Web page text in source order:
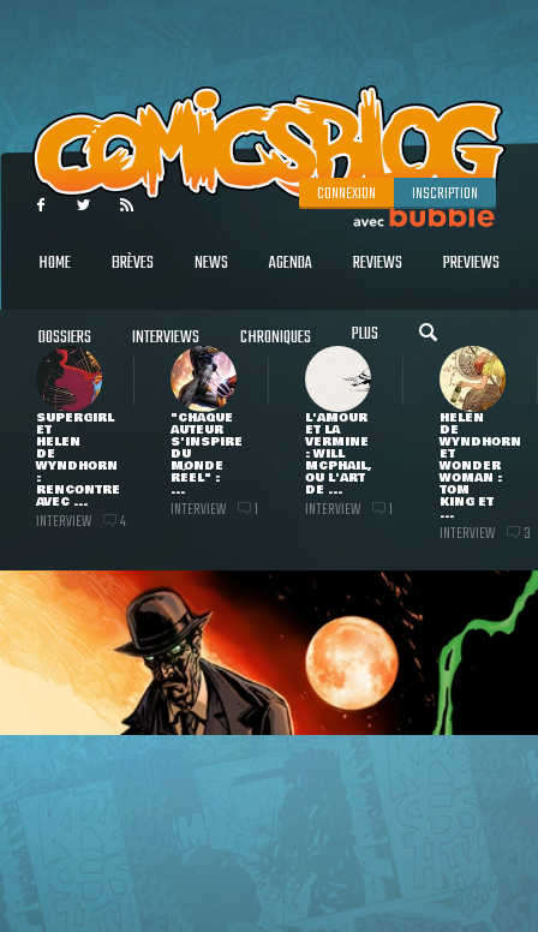
CONNEXION INSCRIPTION
HOME BRÈVES NEWS AGENDA REVIEWS PREVIEWS
DOSSIERS INTERVIEWS CHRONIQUES PLUS
SUPERGIRL
ET
HELEN
DE
WYNDHORN
:
RENCONTRE
AVEC ...
INTERVIEW 4
"CHAQUE
AUTEUR
S'INSPIRE
DU
MONDE
RÉEL" :
...
INTERVIEW 1
L'AMOUR
ET LA
VERMINE
: WILL
MCPHAIL,
OU L'ART
DE ...
INTERVIEW 1
HELEN
DE
WYNDHORN
ET
WONDER
WOMAN :
TOM
KING ET
...
INTERVIEW 3